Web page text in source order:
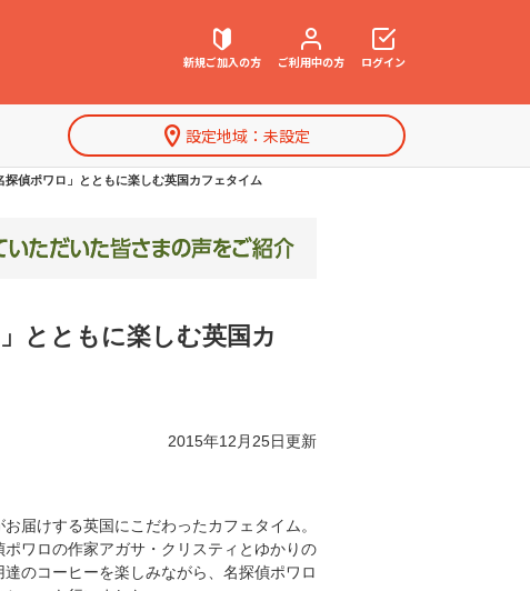
新規ご加入の方 ご利用中の方
契約内容確認・変更
お困りごと解決・よくあるご質問
ログイン
設定地域： 未設定
特集一覧
アドラマ
スポーツ
偵ポワロ」とともに楽しむ英国カフェタイム
とともに楽しむ英国カ
2015年12月25日更新
届けする英国にこだわったカフェタイム。
ワロの作家アガサ・クリスティとゆかりの
のコーヒーを楽しみながら、名探偵ポワロ